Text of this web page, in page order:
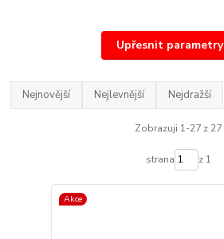
Upřesnit parametry
Nejnovější Nejlevnější Nejdražší
Zobrazuji 1-27 z 27
strana z 1
Akce